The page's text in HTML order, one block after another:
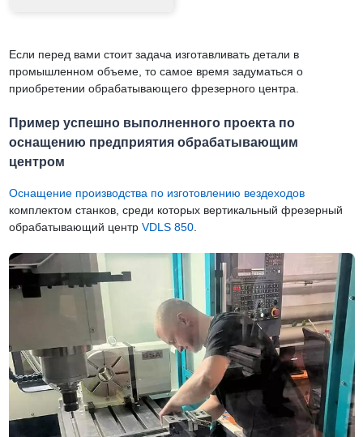
Если перед вами стоит задача изготавливать детали в
промышленном объеме, то самое время задуматься о
приобретении обрабатывающего фрезерного центра.
Пример успешно выполненного проекта по
оснащению предприятия обрабатывающим
центром
Оснащение производства по изготовлению вездеходов
комплектом станков, среди которых вертикальный фрезерный
обрабатывающий центр VDLS 850.